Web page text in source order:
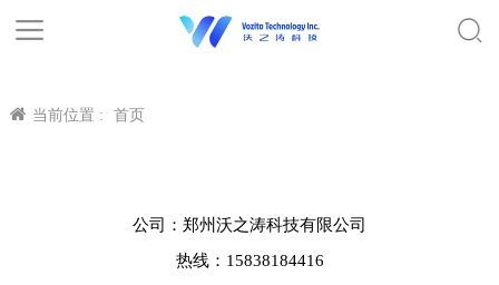
当前位置 : 首页
公司：郑州沃之涛科技有限公司
热线：15838184416